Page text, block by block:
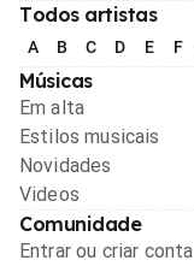
Todos artistas
A B C D E F
Músicas
Em alta
Estilos musicais
Novidades
Videos
Comunidade
Entrar ou criar conta